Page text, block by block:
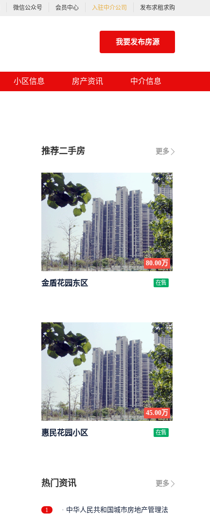
微信公众号 会员中心 入驻中介公司 发布求租求购
我要发布房源
小区信息 房产资讯 中介信息
更多
推荐二手房
80.00万
金盾花园东区 在售
45.00万
惠民花园小区 在售
更多
热门资讯
1 · 中华人民共和国城市房地产管理法